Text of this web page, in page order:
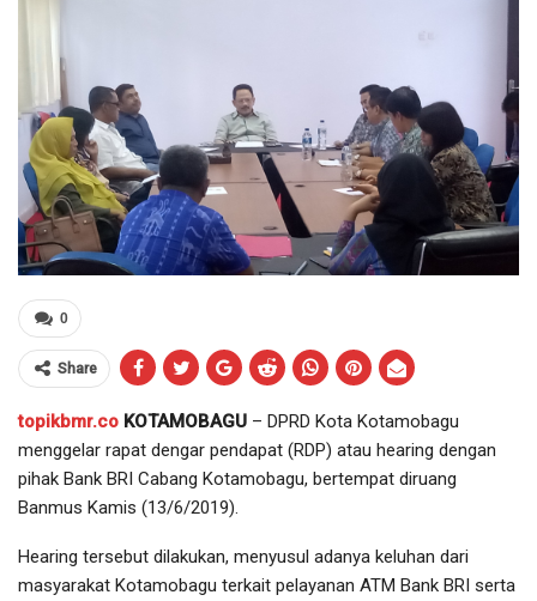
0
Share
topikbmr.co KOTAMOBAGU – DPRD Kota Kotamobagu
menggelar rapat dengar pendapat (RDP) atau hearing dengan
pihak Bank BRI Cabang Kotamobagu, bertempat diruang
Banmus Kamis (13/6/2019).
Hearing tersebut dilakukan, menyusul adanya keluhan dari
masyarakat Kotamobagu terkait pelayanan ATM Bank BRI serta